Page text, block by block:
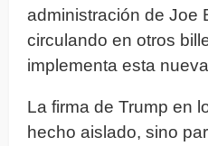
administración de Joe
circulando en otros
implementa esta
La firma de Trump en
hecho aislado, sino